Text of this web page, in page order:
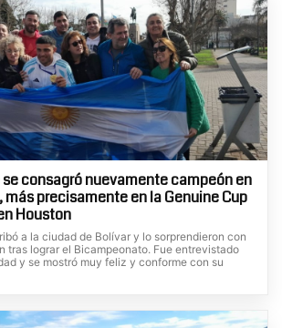
se consagró nuevamente campeón en
más precisamente en la Genuine Cup
Houston
a la ciudad de Bolívar y lo sorprendieron con
tras lograr el Bicampeonato. Fue entrevistado
y se mostró muy feliz y conforme con su